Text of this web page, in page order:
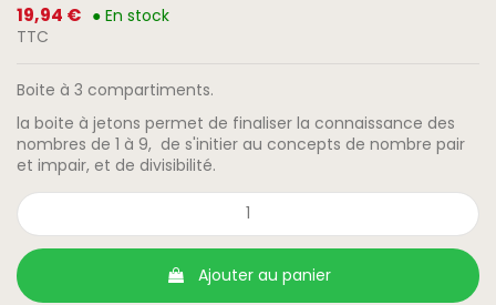
19,94 € ● En stock
TTC
Boite à 3 compartiments.
la boite à jetons permet de finaliser la connaissance des
nombres de 1 à 9, de s'initier au concepts de nombre pair
et impair, et de divisibilité.
Ajouter au panier